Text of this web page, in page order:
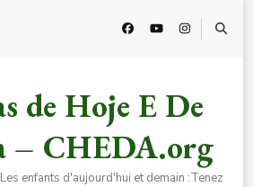
de Hoje E De
– CHEDA.org
enfants d'aujourd'hui et demain :Tenez